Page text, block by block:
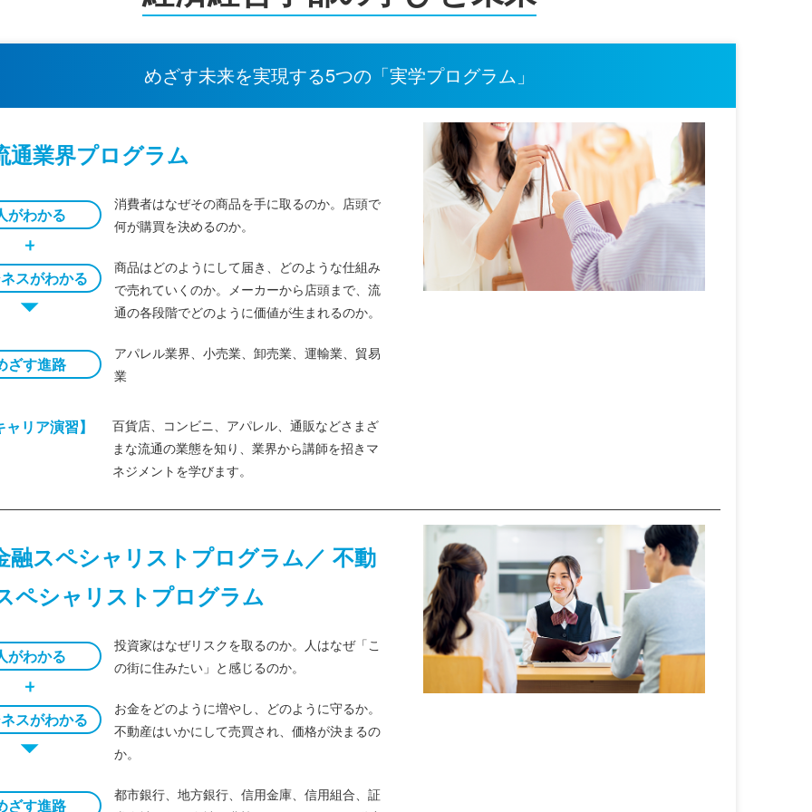
めざす未来を実現する5つの「実学プログラム」
通業界プログラム
がわかる
消費者はなぜその商品を手に取るのか。店頭で
何が購買を決めるのか。
スがわかる
商品はどのようにして届き、どのような仕組み
で売れていくのか。メーカーから店頭まで、流
通の各段階でどのように価値が生まれるのか。
ざす進路
アパレル業界、小売業、卸売業、運輸業、貿易
業
ャリア演習】
百貨店、コンビニ、アパレル、通販などさまざ
まな流通の業態を知り、業界から講師を招きマ
ネジメントを学びます。
融スペシャリストプログラム／ 不動
ペシャリストプログラム
がわかる
投資家はなぜリスクを取るのか。人はなぜ「こ
の街に住みたい」と感じるのか。
スがわかる
お金をどのように増やし、どのように守るか。
不動産はいかにして売買され、価格が決まるの
か。
ざす進路
都市銀行、地方銀行、信用金庫、信用組合、証